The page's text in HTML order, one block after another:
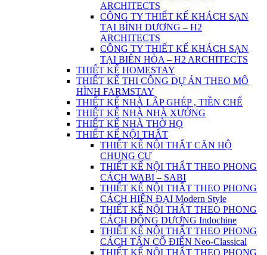
ARCHITECTS
CÔNG TY THIẾT KẾ KHÁCH SẠN
TẠI BÌNH DƯƠNG – H2
ARCHITECTS
CÔNG TY THIẾT KẾ KHÁCH SẠN
TẠI BIÊN HÒA – H2 ARCHITECTS
THIẾT KẾ HOMESTAY
THIẾT KẾ THI CÔNG DỰ ÁN THEO MÔ
HÌNH FARMSTAY
THIẾT KẾ NHÀ LẮP GHÉP , TIỀN CHẾ
THIẾT KẾ NHÀ NHÀ XƯỞNG
THIẾT KẾ NHÀ THỜ HỌ
THIẾT KẾ NỘI THẤT
THIẾT KẾ NỘI THẤT CĂN HỘ
CHUNG CƯ
THIẾT KẾ NỘI THẤT THEO PHONG
CÁCH WABI – SABI
THIẾT KẾ NỘI THẤT THEO PHONG
CÁCH HIỆN ĐẠI Modern Style
THIẾT KẾ NỘI THẤT THEO PHONG
CÁCH ĐÔNG DƯƠNG Indochine
THIẾT KẾ NỘI THẤT THEO PHONG
CÁCH TÂN CỔ ĐIỂN Neo-Classical
THIẾT KẾ NỘI THẤT THEO PHONG